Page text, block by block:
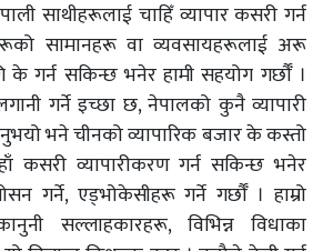
साथीहरूलाई चाहिँ व्यापार कसरी गर्न
सामानहरू वा व्यवसायहरूलाई अरू
गर्न सकिन्छ भनेर हामी सहयोग गर्छौँ ।
गर्ने इच्छा छ, नेपालको कुनै व्यापारी
भने चीनको व्यापारिक बजार के कस्तो
कसरी व्यापारीकरण गर्न सकिन्छ भनेर
गर्ने, एड्भोकेसीहरू गर्ने गर्छौँ । हाम्रो
सल्लाहकारहरू, विभिन्न विधाका